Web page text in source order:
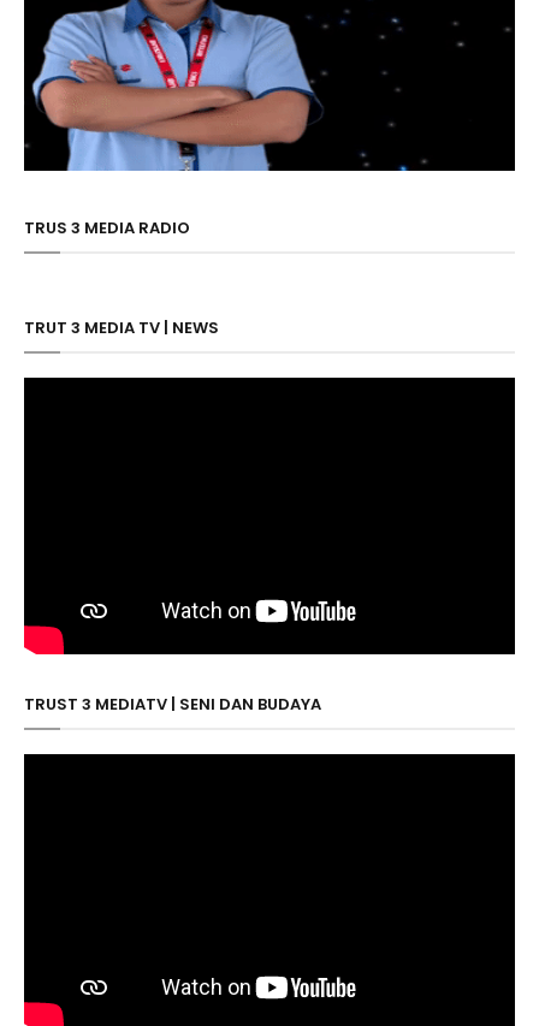
TRUS 3 MEDIA RADIO
TRUT 3 MEDIA TV | NEWS
TRUST 3 MEDIATV | SENI DAN BUDAYA